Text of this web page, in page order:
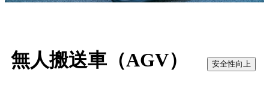
無人搬送車（AGV） 安全性向上